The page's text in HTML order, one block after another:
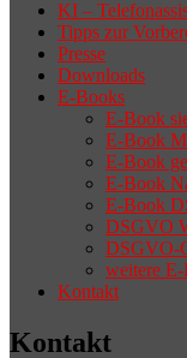
KI –
Tipps zur
Presse
Downloads
E-Books
E-Book
E-Book
E-Book
E-Book
E-Book
DSGVO
DSGVO-
weitere
Kontakt
Kontakt